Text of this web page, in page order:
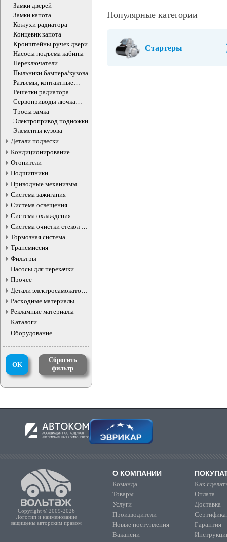
Замки дверей
Замки капота
Кожухи радиатора
Концевик капота
Кронштейны ручек двери
Насосы подъема кабины
Переключатели
подрулевые
Пыльники бампера/кузова
Разъемы, контактные
группы
Решетки радиатора
Сервоприводы лючка
бензобака
Тросы замка
Электропривод подножки
Элементы кузова
Детали подвески
Кондиционирование
Отопители
Подшипники
Приводные механизмы
Система зажигания
Система освещения
Система охлаждения
Система очистки стекол и
фар
Тормозная система
Трансмиссия
Фильтры
Насосы для перекачки
жидкостей
Прочее
Детали электросамокатов и
электротранспорта
Расходные материалы
Рекламные материалы
Каталоги
Оборудование
OK
Сбросить
фильтр
Популярные категории
Стартеры
Copyright © 2009-2026
Логотип и наименование
защищены авторским правом
О КОМПАНИИ
Команда
Товары
Услуги
Производители
Новые поступления
Вакансии
Как
Оплата
Доставка
Гарантия